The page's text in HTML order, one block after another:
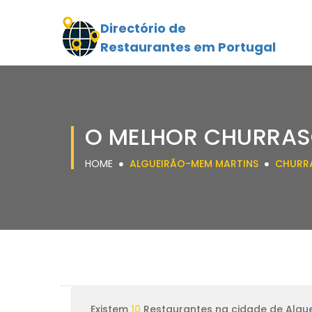
Directório de
Restaurantes em Portugal
O MELHOR
HOME ALGUEIRÃO-MEM MARTINS
Existem 10 Restaurantes na cidade de